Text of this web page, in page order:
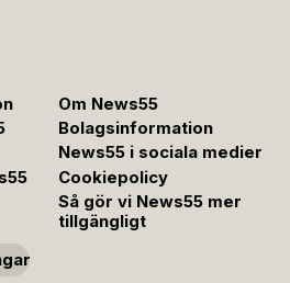
Om News55
Bolagsinformation
News55 i sociala medier
Cookiepolicy
Så gör vi News55 mer
tillgängligt